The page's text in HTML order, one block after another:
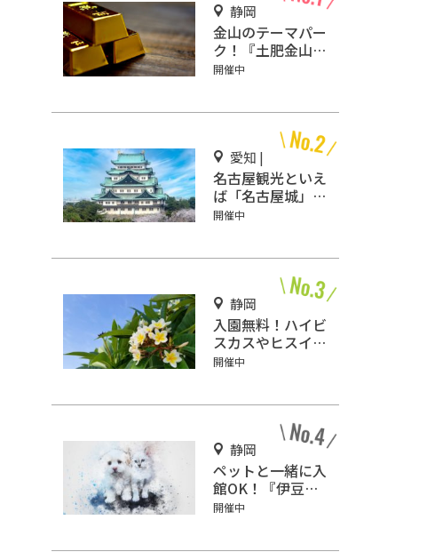
静岡
金山のテーマパー
ク！『土肥金山』
で砂金採り体験や
開催中
愛知 |
名古屋観光といえ
ば「名古屋城」！
2匹の金鯱を見に
開催中
静岡
入園無料！ハイビ
スカスやヒスイカ
ズラが咲く『下賀
開催中
静岡
ペットと一緒に入
館OK！『伊豆高
原メルヘンの森美
開催中